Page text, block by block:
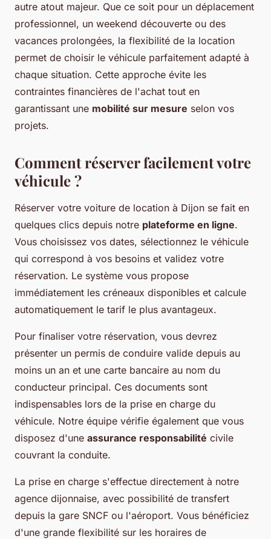
autre atout majeur. Que ce soit pour un déplacement
professionnel, un weekend découverte ou des
vacances prolongées, la flexibilité de la location
permet de choisir le véhicule parfaitement adapté à
chaque situation. Cette approche évite les
contraintes financières de l'achat tout en
garantissant une mobilité sur mesure selon vos
projets.
Comment réserver facilement votre
véhicule ?
Réserver votre voiture de location à Dijon se fait en
quelques clics depuis notre plateforme en ligne.
Vous choisissez vos dates, sélectionnez le véhicule
qui correspond à vos besoins et validez votre
réservation. Le système vous propose
immédiatement les créneaux disponibles et calcule
automatiquement le tarif le plus avantageux.
Pour finaliser votre réservation, vous devrez
présenter un permis de conduire valide depuis au
moins un an et une carte bancaire au nom du
conducteur principal. Ces documents sont
indispensables lors de la prise en charge du
véhicule. Notre équipe vérifie également que vous
disposez d'une assurance responsabilité civile
couvrant la conduite.
La prise en charge s'effectue directement à notre
agence dijonnaise, avec possibilité de transfert
depuis la gare SNCF ou l'aéroport. Vous bénéficiez
d'une grande flexibilité sur les horaires de